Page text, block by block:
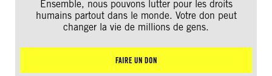
Ensemble, nous pouvons lutter pour les droits
humains partout dans le monde. Votre don peut
changer la vie de millions de gens.
FAIRE UN DON